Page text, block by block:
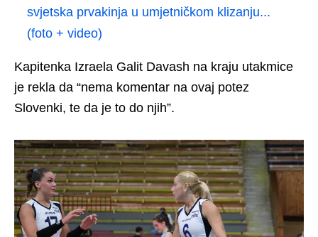
svjetska prvakinja u umjetničkom klizanju...
(foto + video)
Kapitenka Izraela Galit Davash na kraju utakmice
je rekla da “nema komentar na ovaj potez
Slovenki, te da je to do njih”.